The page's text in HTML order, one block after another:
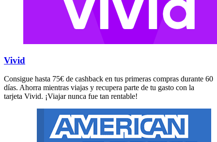
Vivid
Consigue hasta 75€ de cashback en tus primeras compras durante 60
días. Ahorra mientras viajas y recupera parte de tu gasto con la
tarjeta Vivid. ¡Viajar nunca fue tan rentable!